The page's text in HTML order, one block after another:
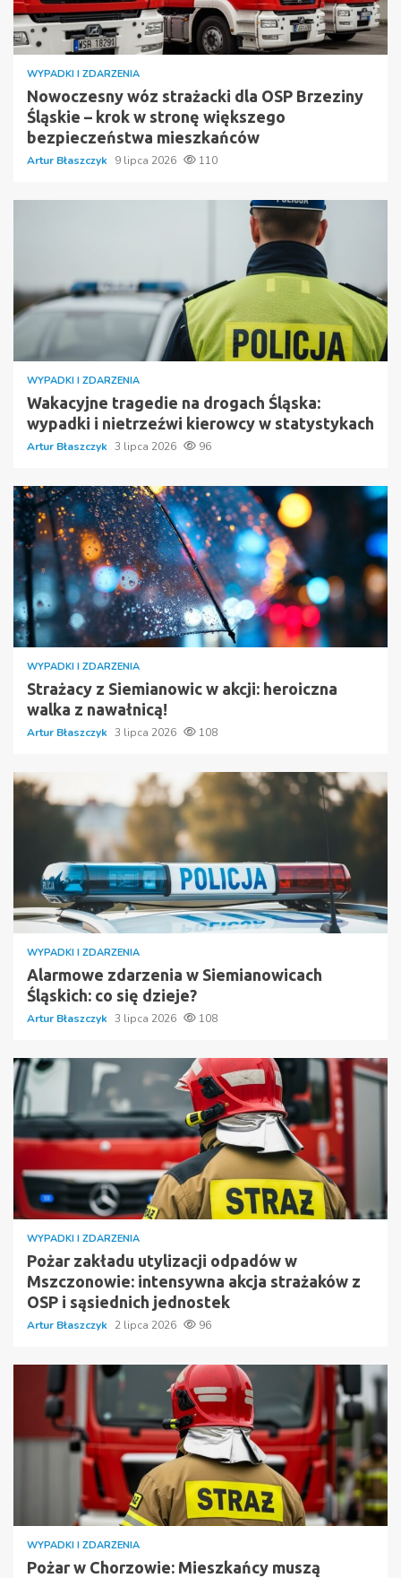
WYPADKI I ZDARZENIA
Nowoczesny wóz strażacki dla OSP Brzeziny
Śląskie – krok w stronę większego
bezpieczeństwa mieszkańców
Artur Błaszczyk 9 lipca 2026 110
WYPADKI I ZDARZENIA
Wakacyjne tragedie na drogach Śląska:
wypadki i nietrzeźwi kierowcy w statystykach
Artur Błaszczyk 3 lipca 2026 96
WYPADKI I ZDARZENIA
Strażacy z Siemianowic w akcji: heroiczna
walka z nawałnicą!
Artur Błaszczyk 3 lipca 2026 108
WYPADKI I ZDARZENIA
Alarmowe zdarzenia w Siemianowicach
Śląskich: co się dzieje?
Artur Błaszczyk 3 lipca 2026 108
WYPADKI I ZDARZENIA
Pożar zakładu utylizacji odpadów w
Mszczonowie: intensywna akcja strażaków z
OSP i sąsiednich jednostek
Artur Błaszczyk 2 lipca 2026 96
WYPADKI I ZDARZENIA
Pożar w Chorzowie: Mieszkańcy muszą